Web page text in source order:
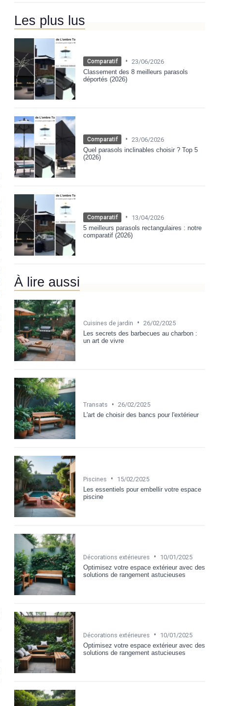
Les plus lus
Comparatif • 23/06/2026
Classement des 8 meilleurs parasols
déportés (2026)
Comparatif • 23/06/2026
Quel parasols inclinables choisir ? Top 5
(2026)
Comparatif •
13/04/2026
5 meilleurs parasols rectangulaires : notre
comparatif (2026)
À lire aussi
Cuisines de jardin • 26/02/2025
Les secrets des barbecues au charbon :
un art de vivre
Transats • 26/02/2025
L'art de choisir des bancs pour l'extérieur
Piscines •
15/02/2025
Les essentiels pour embellir votre espace
piscine
Décorations extérieures •
10/01/2025
Optimisez votre espace extérieur avec des
solutions de rangement astucieuses
Décorations extérieures •
10/01/2025
Optimisez votre espace extérieur avec des
solutions de rangement astucieuses